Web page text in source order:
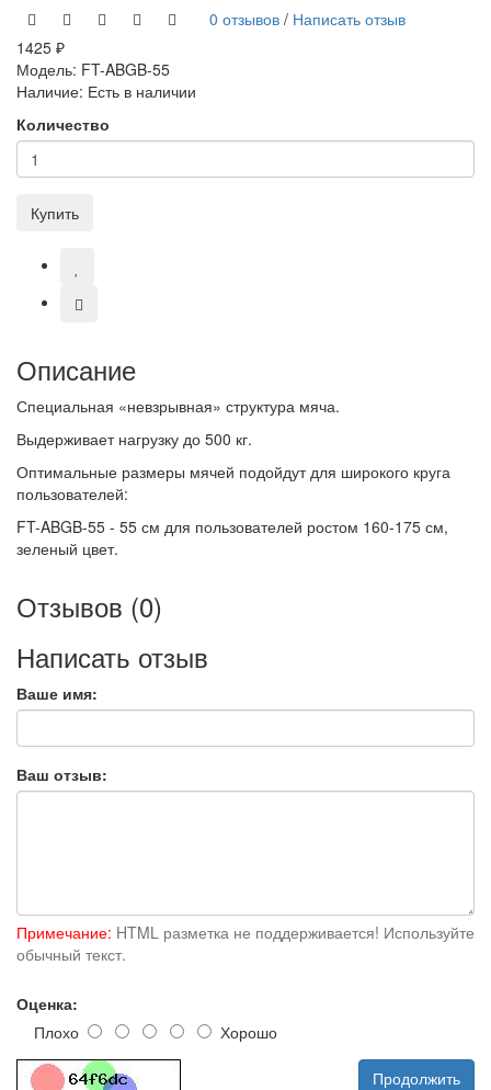
0 отзывов / Написать отзыв
1425 ₽
Модель: FT-ABGB-55
Наличие: Есть в наличии
Количество
Купить
Описание
Специальная «невзрывная» структура мяча.
Выдерживает нагрузку до 500 кг.
Оптимальные размеры мячей подойдут для широкого круга
пользователей:
FT-ABGB-55 - 55 см для пользователей ростом 160-175 см,
зеленый цвет.
Отзывов (0)
Написать отзыв
Ваше имя:
Ваш отзыв:
Примечание: HTML разметка не поддерживается! Используйте
обычный текст.
Оценка:
Плохо
Хорошо
Продолжить